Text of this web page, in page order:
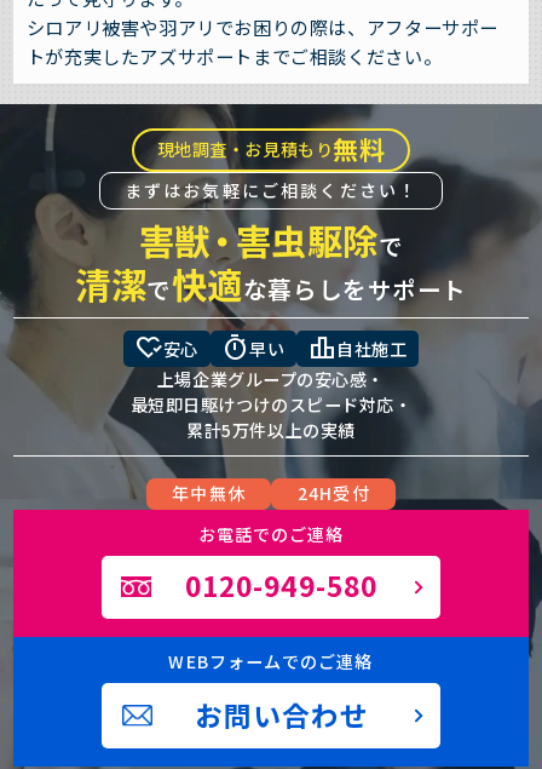
シロアリ被害や羽アリでお困りの際は、アフターサポー
トが充実したアズサポートまでご相談ください。
現地調査・お見積もり無料
まずはお気軽にご相談ください！
害獣・害虫駆除で
清潔で快適な暮らしをサポート
heart_check安心 timer早い leaderboard 自社施工
上場企業グループの安心感・
最短即日駆けつけのスピード対応・
累計5万件以上の実績
年中無休
24H受付
お電話でのご連絡
0120-949-580
WEBフォームでのご連絡
お問い合わせ